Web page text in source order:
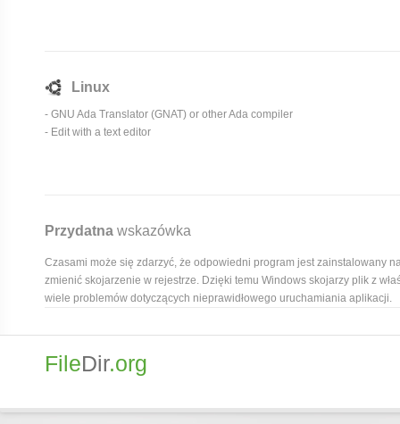
Linux
- GNU Ada Translator (GNAT) or other Ada compiler
- Edit with a text editor
Przydatna wskazówka
Czasami może się zdarzyć, że odpowiedni program jest zainstalowany
zmienić skojarzenie w rejestrze. Dzięki temu Windows skojarzy plik z
wiele problemów dotyczących nieprawidłowego uruchamiania aplikacji.
FileDir.org